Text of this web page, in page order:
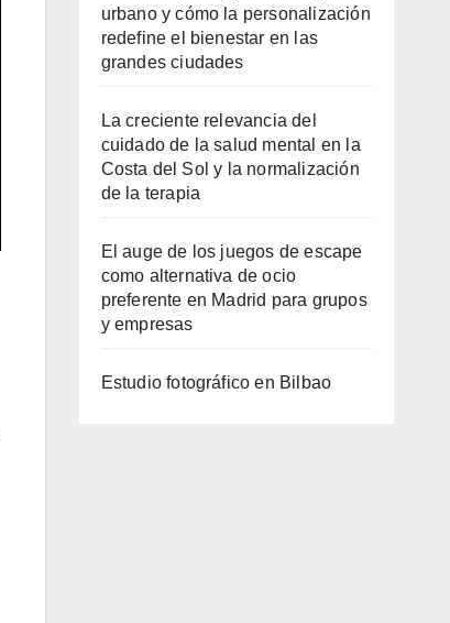
urbano y cómo la personalización
redefine el bienestar en las
grandes ciudades
La creciente relevancia del
cuidado de la salud mental en la
Costa del Sol y la normalización
de la terapia
El auge de los juegos de escape
como alternativa de ocio
preferente en Madrid para grupos
y empresas
Estudio fotográfico en Bilbao